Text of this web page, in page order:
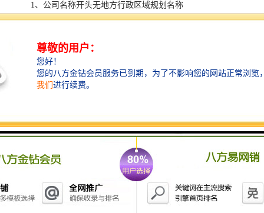
1、公司名称开头无地方行政区域规划名称
2、中字头国字头的公司名称（特殊的、疑难的）
3、注意的需要国家批文文书的公司名称
二.为什么核名的时候要多准备几个名字？
称，使企业名称缺少法定构成要素;
2.其次，选用重名率较高的汉字组合作为字
号。寓意美好、容易让人记住的词语就那么
多，市民都想注册个好名字，所以通常大家都
喜欢选用一些含义较好的词语。